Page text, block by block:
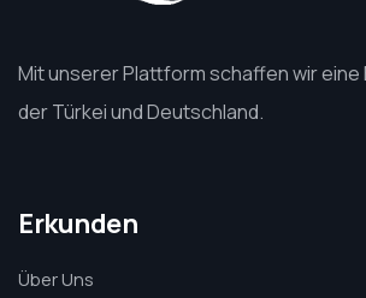
Mit unserer Plattform schaffen wir eine
der Türkei und Deutschland.
Erkunden
Über Uns